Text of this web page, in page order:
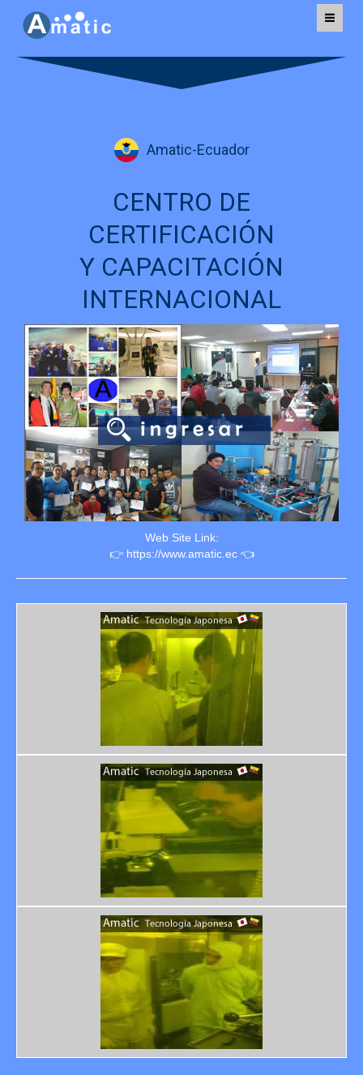
AMATIC TECHNOLOGY
Amatic-Ecuador
CENTRO DE
CERTIFICACIÓN
Y CAPACITACIÓN
INTERNACIONAL
Web Site Link:
👉 https://www.amatic.ec 👈